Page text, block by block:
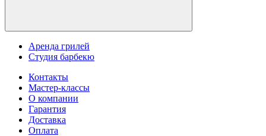
Аренда грилей
Студия барбекю
Контакты
Мастер-классы
О компании
Гарантия
Доставка
Оплата